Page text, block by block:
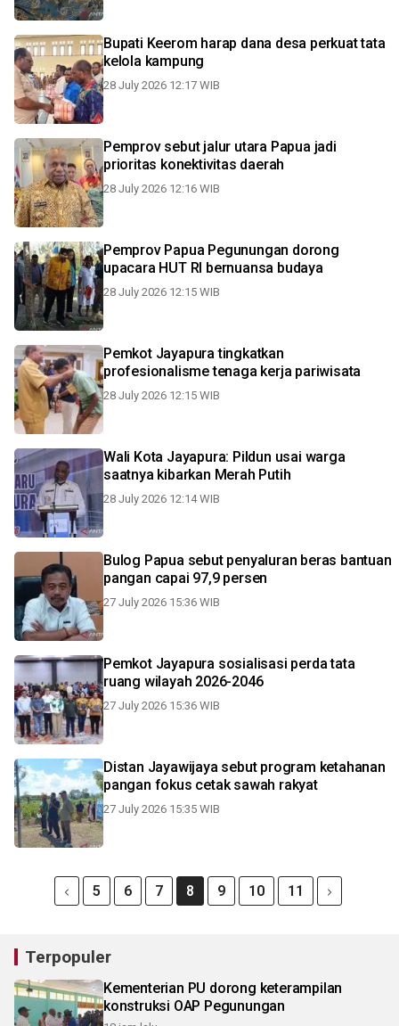
Bupati Keerom harap dana desa perkuat tata
kelola kampung
28 July 2026 12:17 WIB
Pemprov sebut jalur utara Papua jadi
prioritas konektivitas daerah
28 July 2026 12:16 WIB
Pemprov Papua Pegunungan dorong
upacara HUT RI bernuansa budaya
28 July 2026 12:15 WIB
Pemkot Jayapura tingkatkan
profesionalisme tenaga kerja pariwisata
28 July 2026 12:15 WIB
Wali Kota Jayapura: Pildun usai warga
saatnya kibarkan Merah Putih
28 July 2026 12:14 WIB
Bulog Papua sebut penyaluran beras bantuan
pangan capai 97,9 persen
27 July 2026 15:36 WIB
Pemkot Jayapura sosialisasi perda tata
ruang wilayah 2026-2046
27 July 2026 15:36 WIB
Distan Jayawijaya sebut program ketahanan
pangan fokus cetak sawah rakyat
27 July 2026 15:35 WIB
5 6 7 8 9 10 11
Terpopuler
Kementerian PU dorong keterampilan
konstruksi OAP Pegunungan